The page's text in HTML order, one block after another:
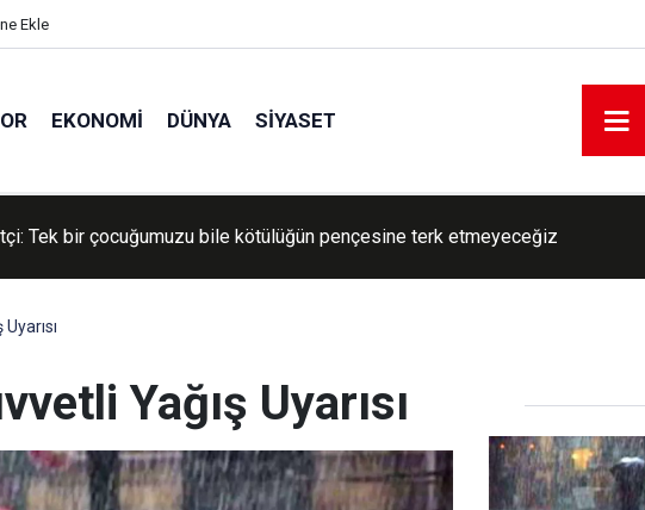
Ekle
EKONOMI DÜNYA SIYASET
katılan gönüllüler: Amacımız Filistin davasını dünya
canlı tutmak
Yağış Uyarısı